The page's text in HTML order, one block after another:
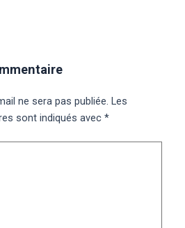
ne sera pas publiée. Les
sont indiqués avec *